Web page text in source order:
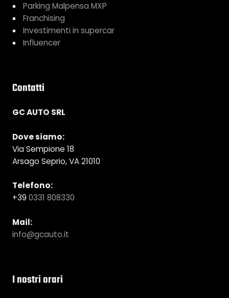
Parking Malpensa MXP
Franchising
Investimenti in supercar
Influencer
Contatti
GC AUTO SRL
Dove siamo:
Via Sempione 18
Arsago Seprio, VA 21010
Telefono:
+39 0331 808330
Mail:
info@gcauto.it
I nostri orari